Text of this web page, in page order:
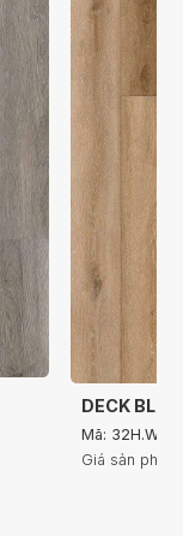
DECK
Mã:
Giá sản